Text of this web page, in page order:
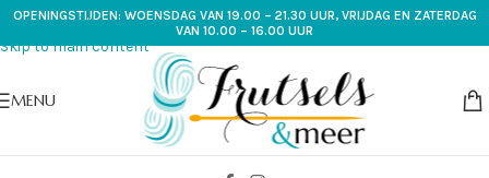
Skip to navigation
Skip to main content
OPENINGSTIJDEN: WOENSDAG VAN 19.00 – 21.30 UUR, VRIJDAG EN ZATERDAG
VAN 10.00 – 16.00 UUR
MENU